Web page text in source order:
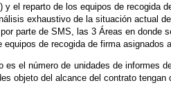
el reparto de los equipos de recogida
exhaustivo de la situación actual
parte de SMS, las 3 Áreas en donde
de recogida de firma asignados a
es el número de unidades de informes
objeto del alcance del contrato tengan